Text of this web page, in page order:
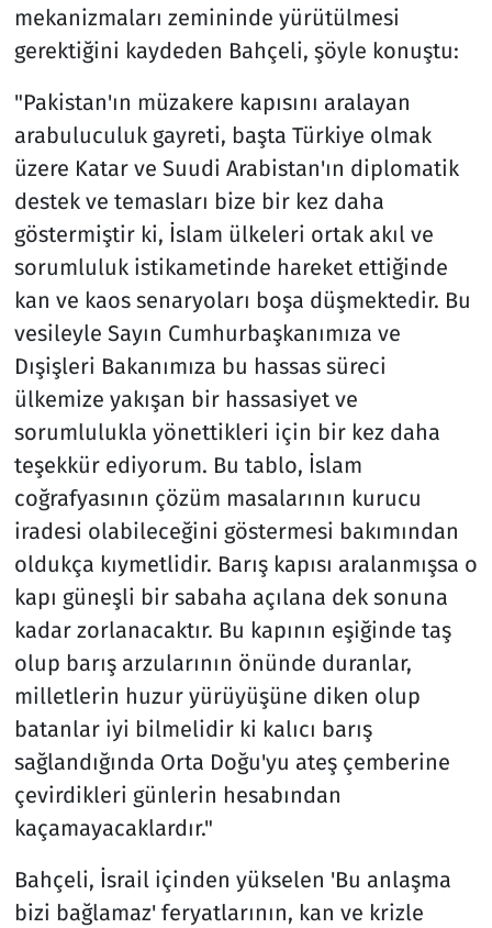
mekanizmaları zemininde yürütülmesi
gerektiğini kaydeden Bahçeli, şöyle konuştu:
"Pakistan'ın müzakere kapısını aralayan
arabuluculuk gayreti, başta Türkiye olmak
üzere Katar ve Suudi Arabistan'ın diplomatik
destek ve temasları bize bir kez daha
göstermiştir ki, İslam ülkeleri ortak akıl ve
sorumluluk istikametinde hareket ettiğinde
kan ve kaos senaryoları boşa düşmektedir. Bu
vesileyle Sayın Cumhurbaşkanımıza ve
Dışişleri Bakanımıza bu hassas süreci
ülkemize yakışan bir hassasiyet ve
sorumlulukla yönettikleri için bir kez daha
teşekkür ediyorum. Bu tablo, İslam
coğrafyasının çözüm masalarının kurucu
iradesi olabileceğini göstermesi bakımından
oldukça kıymetlidir. Barış kapısı aralanmışsa o
kapı güneşli bir sabaha açılana dek sonuna
kadar zorlanacaktır. Bu kapının eşiğinde taş
olup barış arzularının önünde duranlar,
milletlerin huzur yürüyüşüne diken olup
batanlar iyi bilmelidir ki kalıcı barış
sağlandığında Orta Doğu'yu ateş çemberine
çevirdikleri günlerin hesabından
kaçamayacaklardır."
Bahçeli, İsrail içinden yükselen 'Bu anlaşma
bizi bağlamaz' feryatlarının, kan ve krizle